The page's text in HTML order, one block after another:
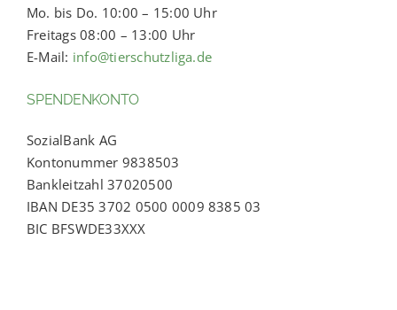
Mo. bis Do. 10:00 – 15:00 Uhr
Freitags 08:00 – 13:00 Uhr
E-Mail: info@tierschutzliga.de
SPENDENKONTO
SozialBank AG
Kontonummer 9838503
Bankleitzahl 37020500
IBAN DE35 3702 0500 0009 8385 03
BIC BFSWDE33XXX